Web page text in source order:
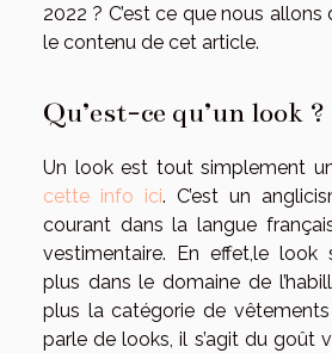
2022 ? C’est ce que nous
le contenu de cet article.
Qu’est-ce qu’un look ?
Un look est tout simplement
cette info ici. C’est un
courant dans la langue
vestimentaire. En effet,le look
plus dans le domaine de
plus la catégorie de vêtements
parle de looks, il s’agit du goût